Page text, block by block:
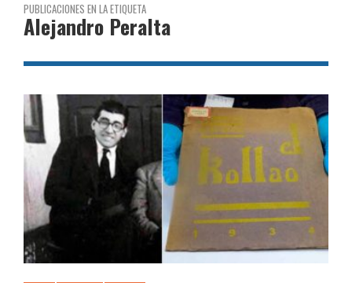
PUBLICACIONES EN LA ETIQUETA
Alejandro Peralta